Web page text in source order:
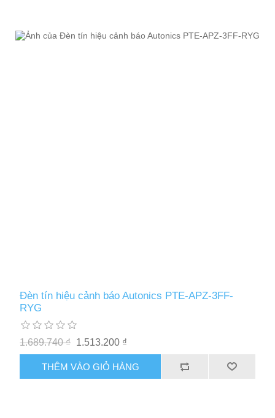
Đèn tín hiệu cảnh báo Autonics PTE-APZ-3FF-
RYG
1.689.740 ₫ 1.513.200 ₫
THÊM VÀO GIỎ HÀNG